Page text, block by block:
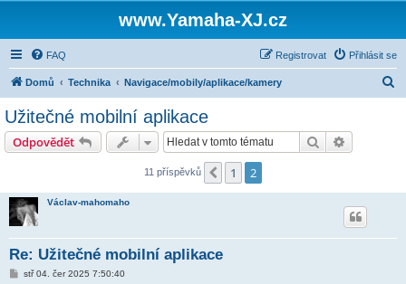
www.Yamaha-XJ.cz
FAQ Přihlásit se
Registrovat
Domů Technika Navigace/mobily/aplikace/kamery
Užitečné mobilní aplikace
Odpovědět Hledat
11 příspěvků Předchozí
1 2
Václav-mahomaho
Re: Užitečné mobilní aplikace
Pstř 04. čer 2025 7:50:40